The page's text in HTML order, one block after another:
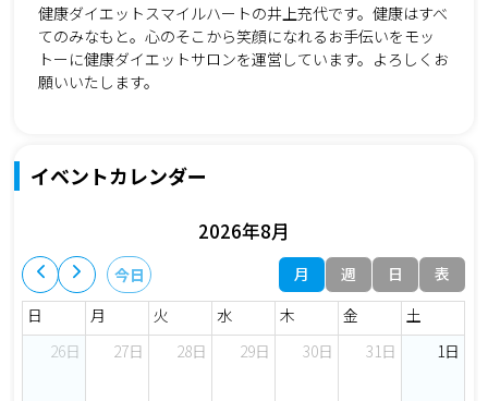
健康ダイエットスマイルハートの井上充代です。健康はすべ
てのみなもと。心のそこから笑顔になれるお手伝いをモッ
トーに健康ダイエットサロンを運営しています。よろしくお
願いいたします。
イベントカレンダー
今日
2026年8月
月 週 日
表
日
月 火 水 木 金
土
26日
27日 28日 29日 30日 31日 1日